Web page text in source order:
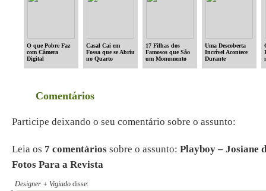
O que Pobre Faz
com Câmera
Digital
Casal Cai em
Fossa que se Abriu
no Quarto
17 Filhas dos
Famosos que São
um Monumento
Uma Descoberta
Incrível Acontece
Durante
Comentários
Participe deixando o seu comentário sobre o assunto:
Leia os 7 comentários sobre o assunto: Playboy – Josiane
Fotos Para a Revista
Designer + Vigiado disse: